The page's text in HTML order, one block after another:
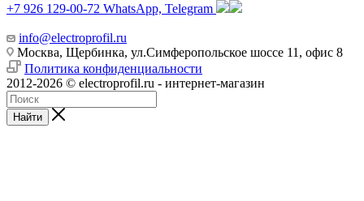
+7 926 129-00-72 WhatsApp, Telegram
info@electroprofil.ru
Москва, Щербинка, ул.Симферопольское шоссе 11, офис 8
Политика конфиденциальности
2012-2026 © electroprofil.ru - интернет-магазин
Найти